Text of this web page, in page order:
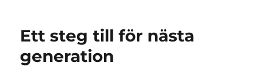
Ett steg till för nästa
generation